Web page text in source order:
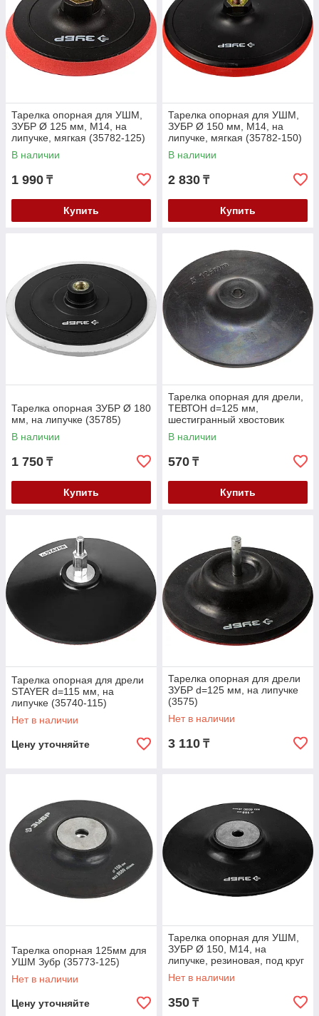
Тарелка опорная для УШМ,
ЗУБР Ø 125 мм, М14, на
липучке, мягкая (35782-125)
В наличии
1 990 ₸
Купить
Тарелка опорная для УШМ,
ЗУБР Ø 150 мм, М14, на
липучке, мягкая (35782-150)
В наличии
2 830 ₸
Купить
Тарелка опорная ЗУБР Ø 180
мм, на липучке (35785)
В наличии
1 750 ₸
Купить
Тарелка опорная для дрели,
ТЕВТОН d=125 мм,
шестигранный хвостовик
шестигранный хвостовик
(3579-125)
В наличии
570 ₸
Купить
Тарелка опорная для дрели
STAYER d=115 мм, на
липучке (35740-115)
Нет в наличии
Цену уточняйте
Тарелка опорная для дрели
ЗУБР d=125 мм, на липучке
(3575)
Нет в наличии
3 110 ₸
Тарелка опорная 125мм для
УШМ Зубр (35773-125)
Нет в наличии
Цену уточняйте
Тарелка опорная для УШМ,
ЗУБР Ø 150, М14, на
липучке, резиновая, под круг
фибровый (35773-150)
Нет в наличии
350 ₸